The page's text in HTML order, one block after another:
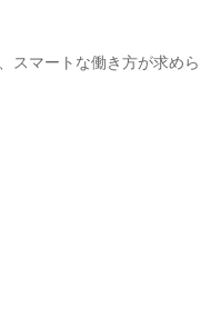
スマートな働き方が求めら